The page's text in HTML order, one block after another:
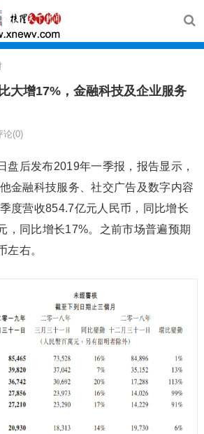
大增17%，金融科技及企业服务
论(0)
后发布2019年一季报，报告显示，
金融科技服务、社交广告及数字内容
度营收854.7亿元人民币，同比增长
，同比增长17%。之前市场普遍预期
左右。